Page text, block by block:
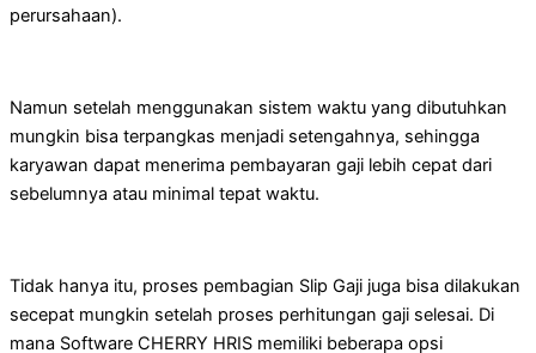
perursahaan).
Namun setelah menggunakan sistem waktu yang dibutuhkan
mungkin bisa terpangkas menjadi setengahnya, sehingga
karyawan dapat menerima pembayaran gaji lebih cepat dari
sebelumnya atau minimal tepat waktu.
Tidak hanya itu, proses pembagian Slip Gaji juga bisa dilakukan
secepat mungkin setelah proses perhitungan gaji selesai. Di
mana Software CHERRY HRIS memiliki beberapa opsi